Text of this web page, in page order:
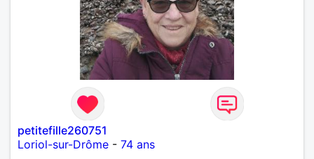
petitefille260751
Loriol-sur-Drôme - 74 ans